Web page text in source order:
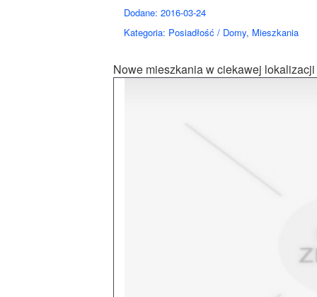
Dodane: 2016-03-24
Kategoria: Posiadłość / Domy, Mieszkania
Nowe mieszkania w ciekawej lokalizacji